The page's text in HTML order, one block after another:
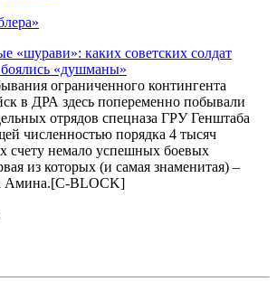
«шурави»: каких советских солдат
«душманы»
ограниченного контингента
в ДРА здесь попеременно побывали
отрядов спецназа ГРУ Генштаба
численностью порядка 4 тысяч
счету немало успешных боевых
из которых (и самая знаменитая) –
Амина.[С-BLOCK]